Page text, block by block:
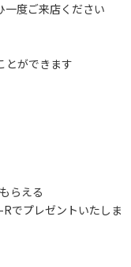
一度ご来店ください
とができます
らえる
でプレゼントいたしま